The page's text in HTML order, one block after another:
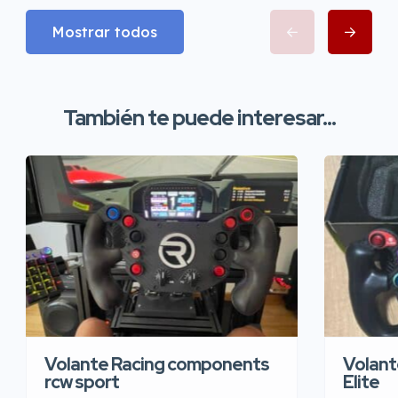
Mostrar todos
También te puede interesar...
Volante Racing components
rcw sport
Elite